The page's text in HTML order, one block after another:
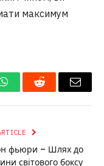
максимум
WhatsAppReddit Email
фьюри – Шлях до
світового боксу